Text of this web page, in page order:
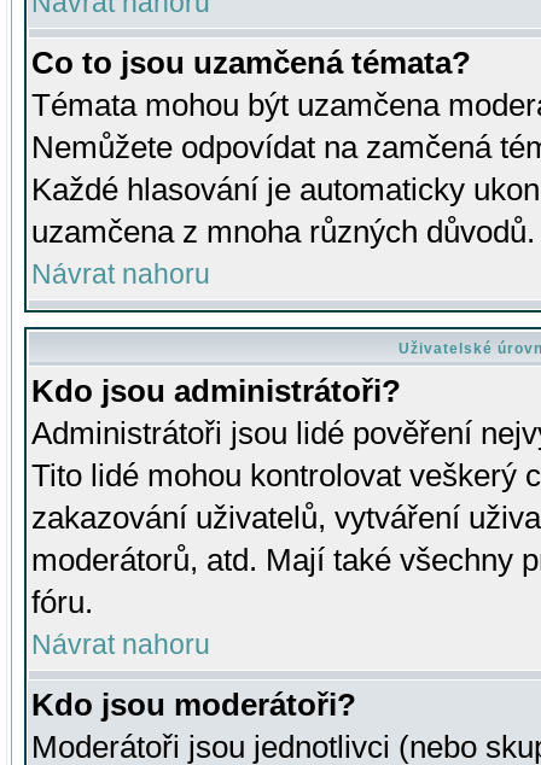
Co to jsou uzamčená témata?
Témata mohou být uzamčena
Nemůžete odpovídat na zamčená
Každé hlasování je automaticky
uzamčena z mnoha různých důvodů.
Návrat nahoru
Uživatelské
Kdo jsou administrátoři?
Administrátoři jsou lidé pověření
Tito lidé mohou kontrolovat veškerý
zakazování uživatelů, vytváření
moderátorů, atd. Mají také všechny
fóru.
Návrat nahoru
Kdo jsou moderátoři?
Moderátoři jsou jednotlivci (nebo